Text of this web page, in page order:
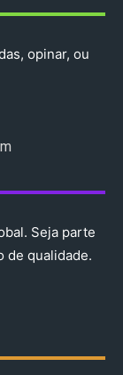
opinar, ou
Seja parte
de qualidade.